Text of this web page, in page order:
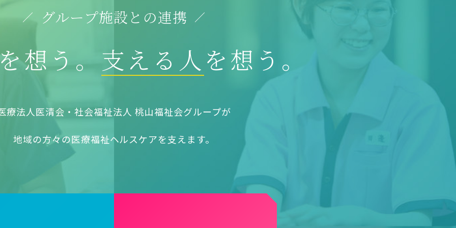
グループ施設との連携
想う。 支える人 を想う。
療法人医清会・社会福祉法人 桃山福祉会グループが
地域の方々の医療福祉ヘルスケアを支えます。